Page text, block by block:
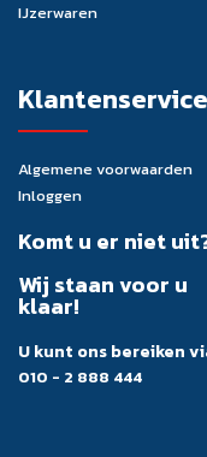
IJzerwaren
Klantenservice
Algemene voorwaarden
Inloggen
Komt u er niet
Wij staan voor u
klaar!
U kunt ons bereiken
010 - 2 888 444